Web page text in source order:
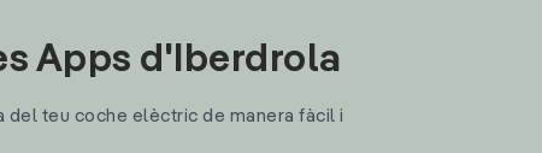
Apps d'Iberdrola
teu coche elèctric de manera fàcil i